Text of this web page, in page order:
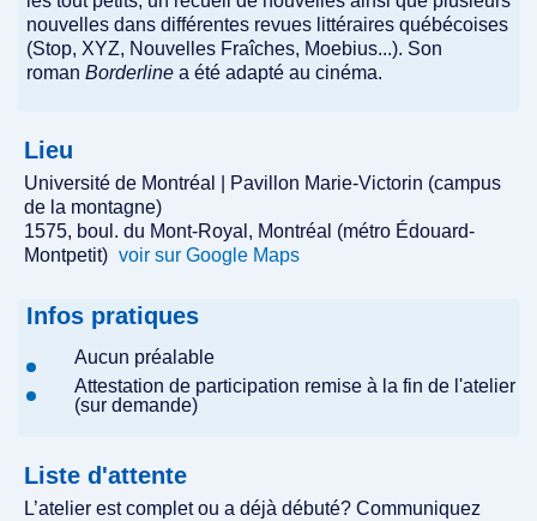
nouvelles dans différentes revues littéraires québécoises
(Stop, XYZ, Nouvelles Fraîches, Moebius...). Son
roman Borderline a été adapté au cinéma.
Lieu
Université de Montréal | Pavillon Marie-Victorin (campus
de la montagne)
1575, boul. du Mont-Royal, Montréal (métro Édouard-
Montpetit) voir sur Google Maps
Infos pratiques
Aucun préalable
Attestation de participation remise à la fin de l'atelier
(sur demande)
Liste d'attente
L’atelier est complet ou a déjà débuté? Communiquez